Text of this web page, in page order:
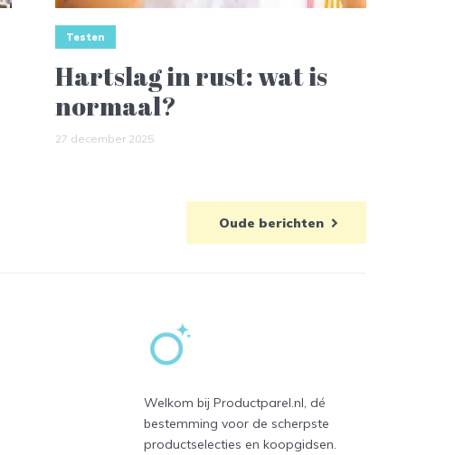
Testen
Hartslag in rust: wat is
normaal?
27 december 2025
Oude berichten
Welkom bij Productparel.nl, dé
bestemming voor de scherpste
productselecties en koopgidsen.